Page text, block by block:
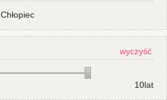
Chłopiec
wyczyść
10lat